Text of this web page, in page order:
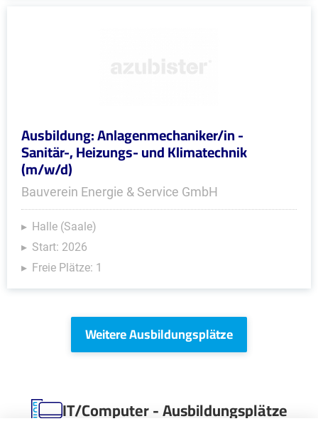
Ausbildung: Anlagenmechaniker/in -
Sanitär-, Heizungs- und Klimatechnik
(m/w/d)
Bauverein Energie & Service GmbH
Halle (Saale)
Start: 2026
Freie Plätze: 1
Weitere Ausbildungsplätze
IT/Computer - Ausbildungsplätze